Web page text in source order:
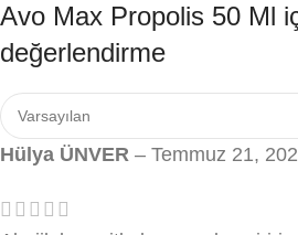
Avo Max Propolis 50 Ml
değerlendirme
Hülya ÜNVER – Temmuz 21,